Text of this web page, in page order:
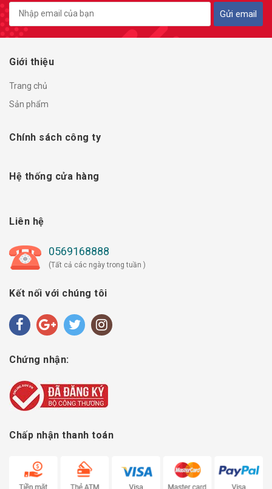
Gửi email
Giới thiệu
Trang chủ
Sản phẩm
Chính sách công ty
Hệ thống cửa hàng
Liên hệ
0569168888
(Tất cả các ngày trong tuần )
Kết nối với chúng tôi
Chứng nhận:
Chấp nhận thanh toán